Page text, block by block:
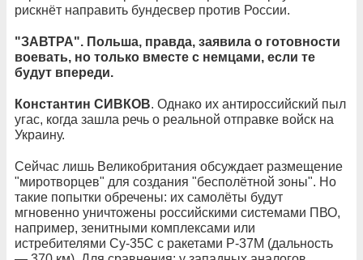
рискнёт направить бундесвер против России.
"ЗАВТРА". Польша, правда, заявила о готовности
воевать, но только вместе с немцами, если те
будут впереди.
Константин СИВКОВ. Однако их антироссийский пыл
угас, когда зашла речь о реальной отправке войск на
Украину.
Сейчас лишь Великобритания обсуждает размещение
"миротворцев" для создания "бесполётной зоны". Но
такие попытки обречены: их самолёты будут
мгновенно уничтожены российскими системами ПВО,
например, зенитными комплексами или
истребителями Су-35С с ракетами Р-37М (дальность